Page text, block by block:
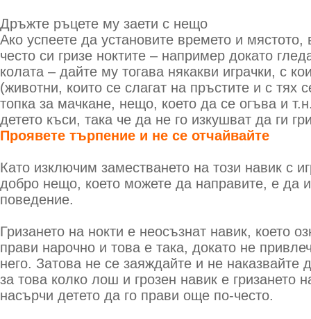
Дръжте ръцете му заети с нещо
Ако успеете да установите времето и мястото,
често си гризе ноктите – например докато
колата – дайте му тогава някакви играчки, с
(животни, които се слагат на пръстите и с тях
топка за мачкане, нещо, което да се огъва и
детето къси, така че да не го изкушват да ги
Проявете търпение и не се отчайвайте
Като изключим заместването на този навик с
добро нещо, което можете да направите, е да
поведение.
Гризането на нокти е неосъзнат навик, което
прави нарочно и това е така, докато не
него. Затова не се заяждайте и не наказвайте
за това колко лош и грозен навик е гризането
насърчи детето да го прави още по-често.